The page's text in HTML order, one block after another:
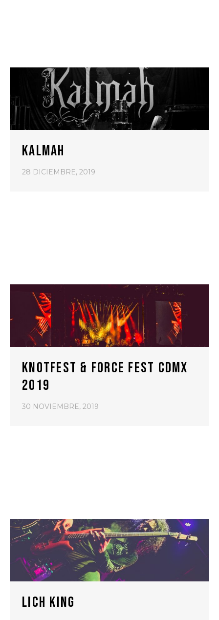
KALMAH
28 DICIEMBRE, 2019
KNOTFEST & FORCE FEST CDMX
2019
30 NOVIEMBRE, 2019
LICH KING